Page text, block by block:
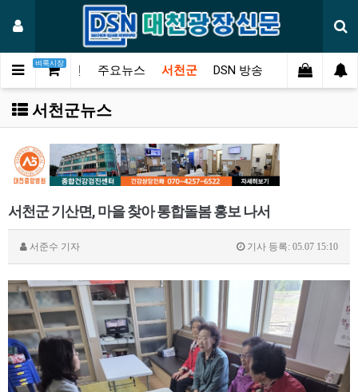
벼룩시장
메인 주요뉴스 서천군 DSN 방송 오피니언 연
서천군뉴스
서천군 기산면, 마을 찾아 통합돌봄 홍보 나서
서준수 기자 기사 등록: 05.07 15:10